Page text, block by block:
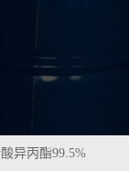
异丙酯99.5%